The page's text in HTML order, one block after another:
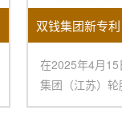
在2025年4月
集团（江苏）
令人瞩目的创